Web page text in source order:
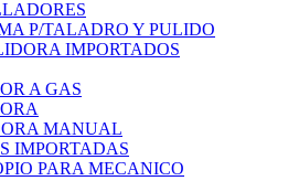
P/TALADRO Y PULIDO
IMPORTADOS
A GAS
MANUAL
IMPORTADAS
PARA MECANICO